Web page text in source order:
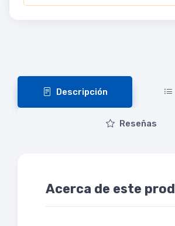
Descripción
Reseñas
Acerca de este